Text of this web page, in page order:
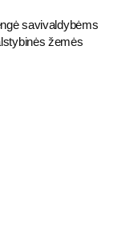
savivaldybėms
žemės